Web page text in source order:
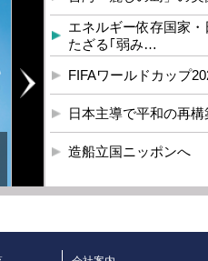
エネルギー依存国家
たざる｢弱み…
FIFAワールドカップ
日本主導で平和の再構
造船立国ニッポンへ